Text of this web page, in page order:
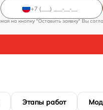
на кнопку "Оставить заявку" Вы
Этапы работ